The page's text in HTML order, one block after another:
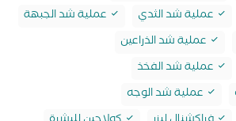
عملية شد الثدي
عملية شد الجبهة
عملية شد الذراعين
عملية شد الفخذ
عملية شد الوجه